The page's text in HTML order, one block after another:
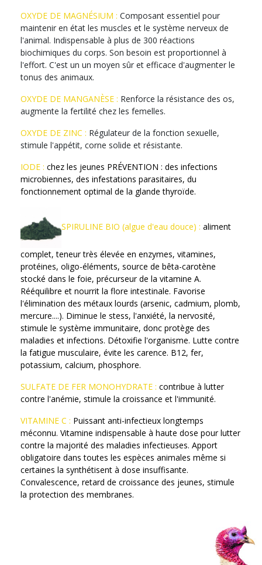
OXYDE DE MAGNÉSIUM : Composant essentiel pour
maintenir en état les muscles et le système nerveux de
l'animal. Indispensable à plus de 300 réactions
biochimiques du corps. Son besoin est proportionnel à
l'effort. C'est un un moyen sûr et efficace d'augmenter le
tonus des animaux.
OXYDE DE MANGANÈSE : Renforce la résistance des os,
augmente la fertilité chez les femelles.
OXYDE DE ZINC : Régulateur de la fonction sexuelle,
stimule l'appétit, corne solide et résistante.
IODE : chez les jeunes PRÉVENTION : des infections
microbiennes, des infestations parasitaires, du
fonctionnement optimal de la glande thyroïde.
SPIRULINE BIO (algue d'eau douce) : aliment
complet, teneur très élevée en enzymes, vitamines,
protéines, oligo-éléments, source de bêta-carotène
stocké dans le foie, précurseur de la vitamine A.
Rééquilibre et nourrit la flore intestinale. Favorise
l'élimination des métaux lourds (arsenic, cadmium, plomb,
mercure....). Diminue le stess, l'anxiété, la nervosité,
stimule le système immunitaire, donc protège des
maladies et infections. Détoxifie l'organisme. Lutte contre
la fatigue musculaire, évite les carence. B12, fer,
potassium, calcium, phosphore.
SULFATE DE FER MONOHYDRATE : contribue à lutter
contre l'anémie, stimule la croissance et l'immunité.
VITAMINE C : Puissant anti-infectieux longtemps
méconnu. Vitamine indispensable à haute dose pour lutter
contre la majorité des maladies infectieuses. Apport
obligatoire dans toutes les espèces animales même si
certaines la synthétisent à dose insuffisante.
Convalescence, retard de croissance des jeunes, stimule
la protection des membranes.